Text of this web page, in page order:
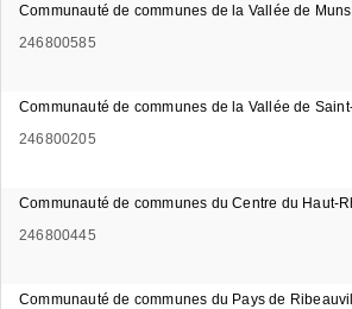
Communauté de communes de la Vallée de
246800585
Communauté de communes de la Vallée de
246800205
Communauté de communes du Centre du Haut-
246800445
Communauté de communes du Pays de